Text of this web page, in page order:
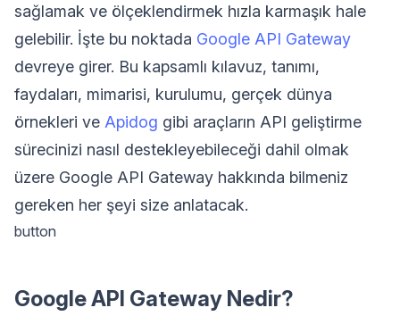
sağlamak ve ölçeklendirmek hızla karmaşık hale
gelebilir. İşte bu noktada Google API Gateway
devreye girer. Bu kapsamlı kılavuz, tanımı,
faydaları, mimarisi, kurulumu, gerçek dünya
örnekleri ve Apidog gibi araçların API geliştirme
sürecinizi nasıl destekleyebileceği dahil olmak
üzere Google API Gateway hakkında bilmeniz
gereken her şeyi size anlatacak.
button
Google API Gateway Nedir?